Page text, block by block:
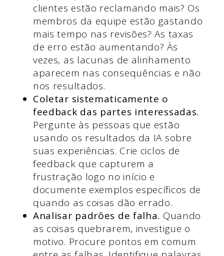
clientes estão reclamando mais? Os
membros da equipe estão gastando
mais tempo nas revisões? As taxas
de erro estão aumentando? Às
vezes, as lacunas de alinhamento
aparecem nas consequências e não
nos resultados.
Coletar sistematicamente o
feedback das partes interessadas.
Pergunte às pessoas que estão
usando os resultados da IA sobre
suas experiências. Crie ciclos de
feedback que capturem a
frustração logo no início e
documente exemplos específicos de
quando as coisas dão errado.
Analisar padrões de falha. Quando
as coisas quebrarem, investigue o
motivo. Procure pontos em comum